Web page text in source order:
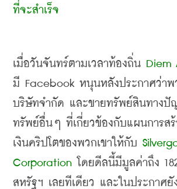
ที่จะสำเร็จ
เมื่อวันจันทร์ตามเวลาท้องถิ่น Diem
มี Facebook หนุนหลังประกาศว่าพ
บริษัทจำกัด และขายทรัพย์สินทางปั
ทรัพย์อื่นๆ ที่เกี่ยวข้องกับแผนการสร้
เงินคริปโตของพวกเขาให้กับ
Corporation โดยดีลนี้มีมูลค่าถึง
สหรัฐฯ เลยทีเดียว และในประกาศยั